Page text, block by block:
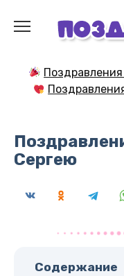
содержанию
Сергею
Содержание